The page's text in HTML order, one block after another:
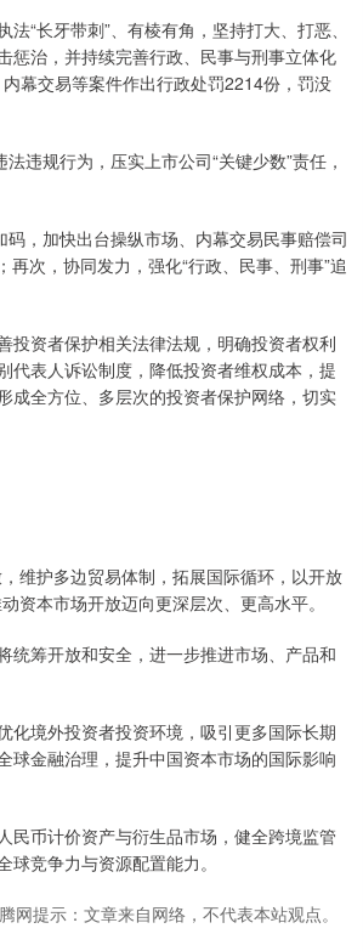
长牙带刺”、有棱有角，坚持打大、打恶、
惩治，并持续完善行政、民事与刑事立体化
幕交易等案件作出行政处罚2214份，罚没
规行为，压实上市公司“关键少数”责任，
，加快出台操纵市场、内幕交易民事赔偿司
次，协同发力，强化“行政、民事、刑事”追
资者保护相关法律法规，明确投资者权利
代表人诉讼制度，降低投资者维权成本，提
成全方位、多层次的投资者保护网络，切实
维护多边贸易体制，拓展国际循环，以开放
资本市场开放迈向更深层次、更高水平。
筹开放和安全，进一步推进市场、产品和
境外投资者投资环境，吸引更多国际长期
球金融治理，提升中国资本市场的国际影响
币计价资产与衍生品市场，健全跨境监管
竞争力与资源配置能力。
网提示：文章来自网络，不代表本站观点。